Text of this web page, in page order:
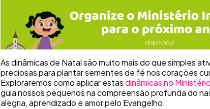
As dinâmicas de Natal são muito mais do que simples
preciosas para plantar sementes de fé nos corações
Exploraremos como aplicar estasdinâmicas no
guia nossos pequenos na compreensão profunda do
alegria, aprendizado e amor pelo Evangelho.